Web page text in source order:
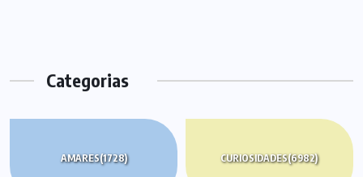
Categorias
AMARES(1728) CURIOSIDADES(6982)